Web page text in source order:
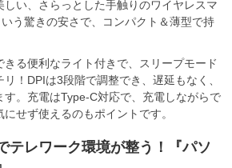
しい、さらっとした手触りのワイヤレスマ
う驚きの安さで、コンパクト＆薄型で持
る便利なライト付きで、スリープモード
！DPIは3段階で調整でき、遅延もなく、
す。充電はType-C対応で、充電しながらで
せず使えるのもポイントです。
テレワーク環境が整う！『パソ